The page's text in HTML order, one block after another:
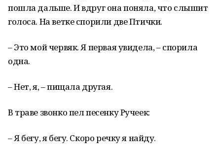
пошла дальше. И вдруг она поняла, что слышит
голоса. На ветке спорили две Птички.
– Это мой червяк. Я первая увидела, – спорила
одна.
– Нет, я, – пищала другая.
В траве звонко пел песенку Ручеек:
– Я бегу, я бегу. Скоро речку я найду.